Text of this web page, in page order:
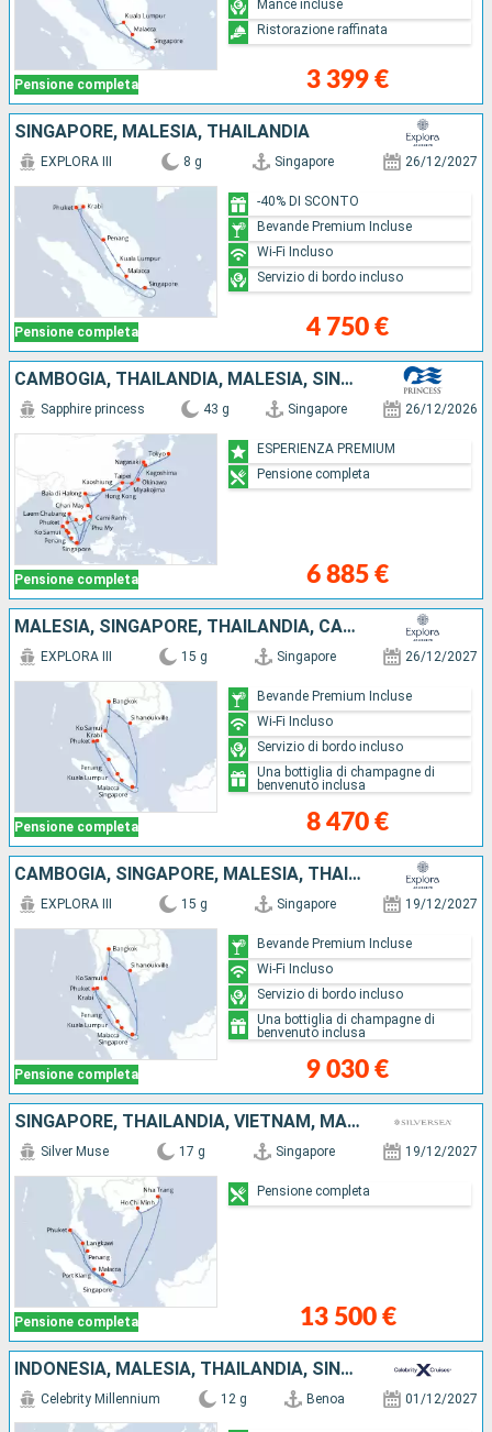
Pensione completa 3 399 €
Mance incluse
Ristorazione raffinata
SINGAPORE, MALESIA, THAILANDIA
Pensione completa
EXPLORA III 8 g Singapore 26/12/2027
4 750 €
-40% DI SCONTO
Bevande Premium Incluse
Wi-Fi Incluso
Servizio di bordo incluso
CAMBOGIA, THAILANDIA, MALESIA, SINGAPORE, VIETNAM, TAIWAN, GIAPPONE, CINA
Pensione completa
Sapphire princess 43 g Singapore 26/12/2026
6 885 €
ESPERIENZA PREMIUM
Pensione completa
MALESIA, SINGAPORE, THAILANDIA, CAMBOGIA
Pensione completa
EXPLORA III 15 g Singapore 26/12/2027
8 470 €
Bevande Premium Incluse
Wi-Fi Incluso
Servizio di bordo incluso
Una bottiglia di champagne di
benvenuto inclusa
CAMBOGIA, SINGAPORE, MALESIA, THAILANDIA
Pensione completa
EXPLORA III 15 g Singapore 19/12/2027
9 030 €
Bevande Premium Incluse
Wi-Fi Incluso
Servizio di bordo incluso
Una bottiglia di champagne di
benvenuto inclusa
SINGAPORE, THAILANDIA, VIETNAM, MALESIA
Pensione completa
Silver Muse 17 g Singapore 19/12/2027
13 500 €
Pensione completa
INDONESIA, MALESIA, THAILANDIA, SINGAPORE
Celebrity Millennium 12 g Benoa 01/12/2027